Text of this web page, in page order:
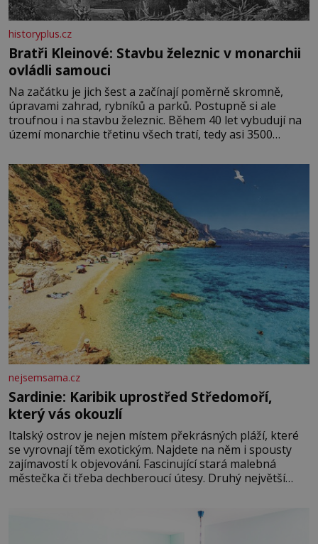
historyplus.cz
Bratři Kleinové: Stavbu železnic v monarchii
ovládli samouci
Na začátku je jich šest a začínají poměrně skromně,
úpravami zahrad, rybníků a parků. Postupně si ale
troufnou i na stavbu železnic. Během 40 let vybudují na
území monarchie třetinu všech tratí, tedy asi 3500
ducha zdědí bratři Kleinové po otci Johannovi (1756–
1835), který má malý statek na Jesenicku
nejsemsama.cz
Sardinie: Karibik uprostřed Středomoří,
který vás okouzlí
Italský ostrov je nejen místem překrásných pláží, které
se vyrovnají těm exotickým. Najdete na něm i spousty
zajímavostí k objevování. Fascinující stará malebná
městečka či třeba dechberoucí útesy. Druhý největší
bohatou historií i luxusem.Zjistěte,